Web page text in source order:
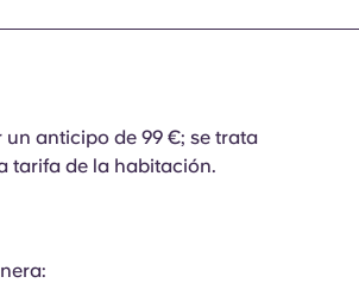
anticipo de 99 €; se trata
tarifa de la habitación.